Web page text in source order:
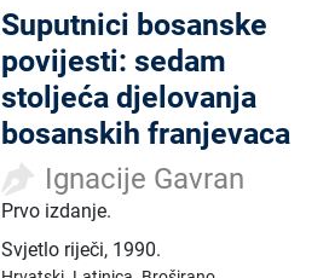
Suputnici bosanske
povijesti: sedam
stoljeća djelovanja
bosanskih franjevaca
Ignacije Gavran
Prvo izdanje.
Svjetlo riječi, 1990.